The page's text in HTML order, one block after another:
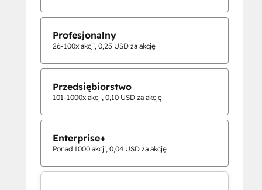
Profesjonalny
26-100x akcji, 0,25 USD za akcję
Przedsiębiorstwo
101-1000x akcji, 0,10 USD za akcję
Enterprise+
Ponad 1000 akcji, 0,04 USD za akcję